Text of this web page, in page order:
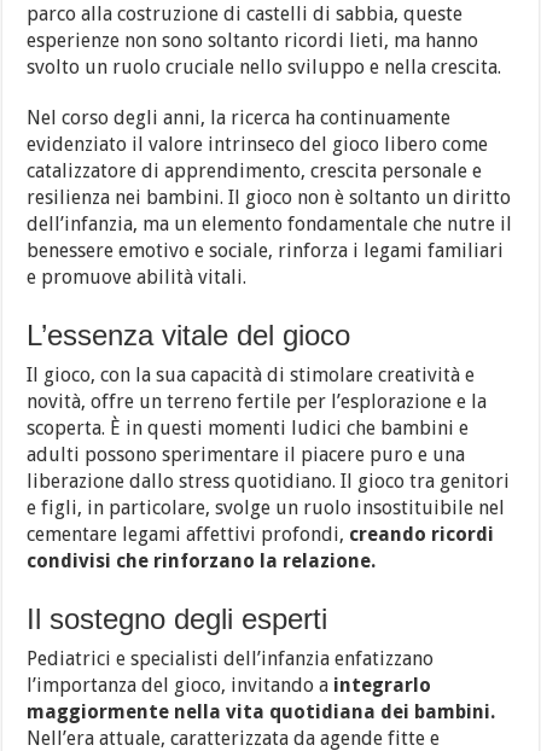
parco alla costruzione di castelli di sabbia, queste
esperienze non sono soltanto ricordi lieti, ma hanno
svolto un ruolo cruciale nello sviluppo e nella crescita.
Nel corso degli anni, la ricerca ha continuamente
evidenziato il valore intrinseco del gioco libero come
catalizzatore di apprendimento, crescita personale e
resilienza nei bambini. Il gioco non è soltanto un diritto
dell’infanzia, ma un elemento fondamentale che nutre il
benessere emotivo e sociale, rinforza i legami familiari
e promuove abilità vitali.
L’essenza vitale del gioco
Il gioco, con la sua capacità di stimolare creatività e
novità, offre un terreno fertile per l’esplorazione e la
scoperta. È in questi momenti ludici che bambini e
adulti possono sperimentare il piacere puro e una
liberazione dallo stress quotidiano. Il gioco tra genitori
e figli, in particolare, svolge un ruolo insostituibile nel
cementare legami affettivi profondi, creando ricordi
condivisi che rinforzano la relazione.
Il sostegno degli esperti
Pediatrici e specialisti dell’infanzia enfatizzano
l’importanza del gioco, invitando a integrarlo
maggiormente nella vita quotidiana dei bambini.
Nell’era attuale, caratterizzata da agende fitte e